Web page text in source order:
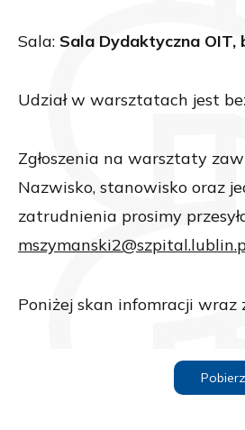
Sala: Sala Dydaktyczna OIT,
Udział w warsztatach jest
Zgłoszenia na warsztaty
Nazwisko, stanowisko oraz
zatrudnienia prosimy
Poniżej skan infomracji wraz